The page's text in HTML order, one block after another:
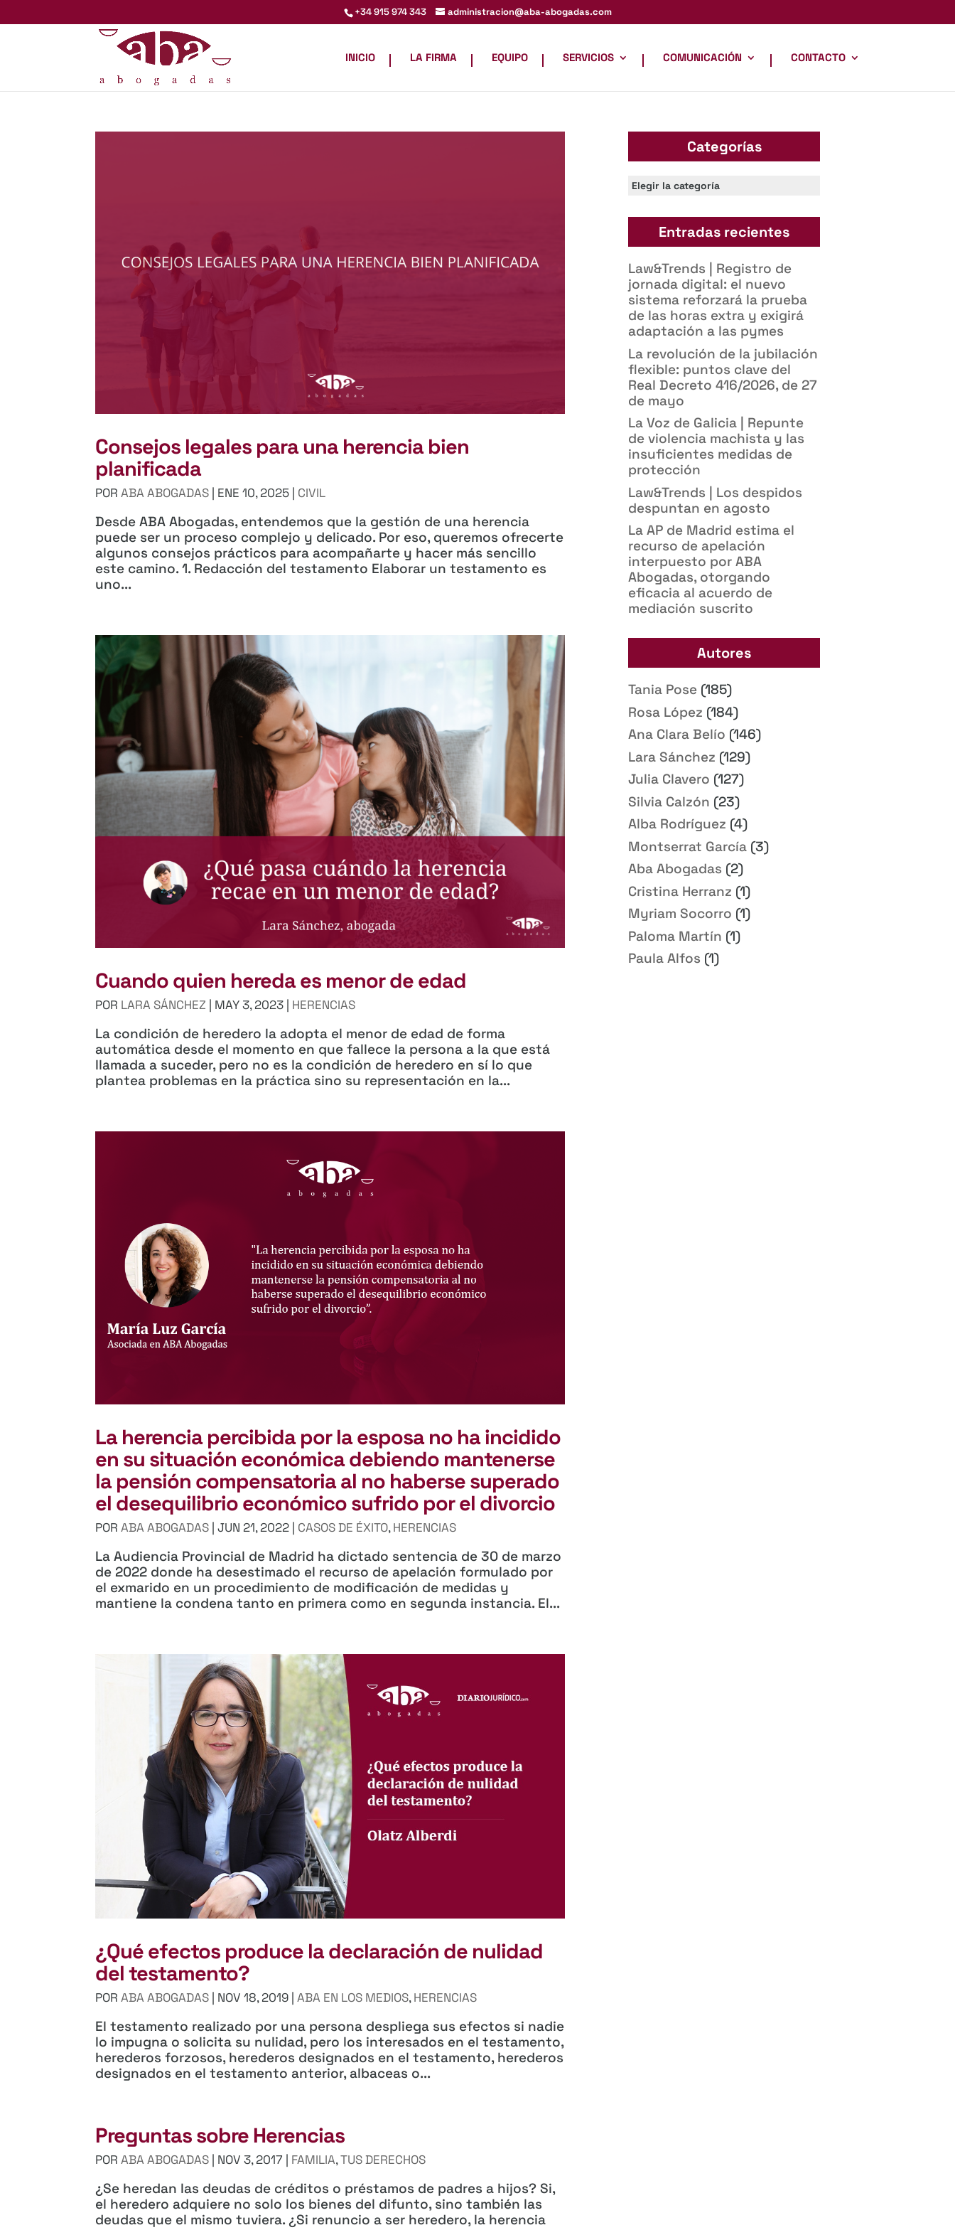
+34 915 974 343 administracion@aba-abogadas.com
INICIO LA FIRMA EQUIPO SERVICIOS COMUNICACIÓN CONTACTO
Consejos legales para una herencia bien
planificada
PORABA ABOGADAS | ENE 10, 2025 | CIVIL
Desde ABA Abogadas, entendemos que la gestión de una herencia
puede ser un proceso complejo y delicado. Por eso, queremos ofrecerte
algunos consejos prácticos para acompañarte y hacer más sencillo
este camino. 1. Redacción del testamento Elaborar un testamento es
uno...
Cuando quien hereda es menor de edad
POR LARA SÁNCHEZ | MAY 3, 2023 | HERENCIAS
La condición de heredero la adopta el menor de edad de forma
automática desde el momento en que fallece la persona a la que está
llamada a suceder, pero no es la condición de heredero en sí lo que
plantea problemas en la práctica sino su representación en la...
La herencia percibida por la esposa no ha incidido
en su situación económica debiendo mantenerse
la pensión compensatoria al no haberse superado
el desequilibrio económico sufrido por el divorcio
PORABA ABOGADAS |JUN 21, 2022 | CASOS DE ÉXITO,HERENCIAS
La Audiencia Provincial de Madrid ha dictado sentencia de 30 de marzo
de 2022 donde ha desestimado el recurso de apelación formulado por
el exmarido en un procedimiento de modificación de medidas y
mantiene la condena tanto en primera como en segunda instancia. El...
¿Qué efectos produce la declaración de nulidad
del testamento?
PORABA ABOGADAS | NOV 18, 2019 |ABA EN LOS MEDIOS,HERENCIAS
El testamento realizado por una persona despliega sus efectos si nadie
lo impugna o solicita su nulidad, pero los interesados en el testamento,
herederos forzosos, herederos designados en el testamento, herederos
designados en el testamento anterior, albaceas o...
Preguntas sobre Herencias
PORABA ABOGADAS | NOV 3, 2017 | FAMILIA,TUS DERECHOS
¿Se heredan las deudas de créditos o préstamos de padres a hijos? Si,
el heredero adquiere no solo los bienes del difunto, sino también las
deudas que el mismo tuviera. ¿Si renuncio a ser heredero, la herencia
Categorías
Categorías
Entradas recientes
Law&Trends | Registro de
jornada digital: el nuevo
sistema reforzará la prueba
de las horas extra y exigirá
adaptación a las pymes
La revolución de la jubilación
flexible: puntos clave del
Real Decreto 416/2026, de 27
de mayo
La Voz de Galicia | Repunte
de violencia machista y las
insuficientes medidas de
protección
Law&Trends | Los despidos
despuntan en agosto
La AP de Madrid estima el
recurso de apelación
interpuesto por ABA
Abogadas, otorgando
eficacia al acuerdo de
mediación suscrito
Autores
Tania Pose (185)
Rosa López (184)
Ana Clara Belío (146)
Lara Sánchez (129)
Julia Clavero (127)
Silvia Calzón (23)
Alba Rodríguez (4)
Montserrat García (3)
Aba Abogadas (2)
Cristina Herranz (1)
Myriam Socorro (1)
Paloma Martín (1)
Paula Alfos (1)